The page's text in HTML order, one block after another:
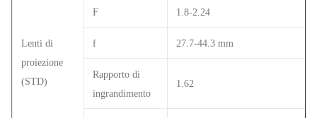
Lenti di
proiezione
(STD)
F 1.8-2.24
f 27.7-44.3 mm
Rapporto di
ingrandimento
1.62